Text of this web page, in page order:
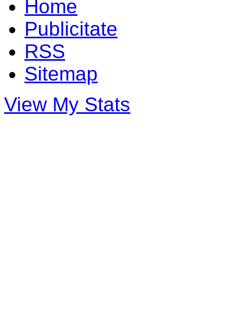
Home
Publicitate
RSS
Sitemap
View My Stats